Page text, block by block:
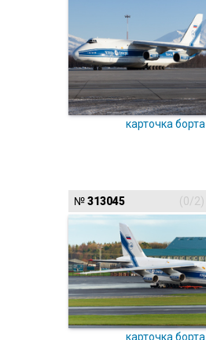
карточка борта
№313045 (0/2)
карточка борта